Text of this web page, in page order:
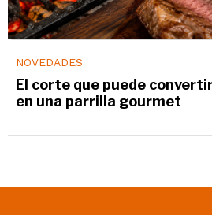
NOVEDADES
El corte que puede
en una parrilla gourmet